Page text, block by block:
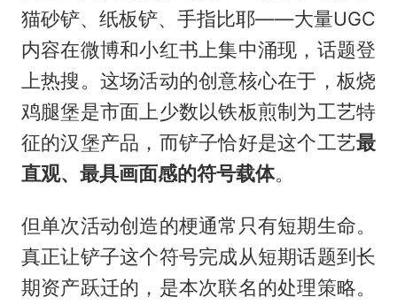
猫砂铲、纸板铲、手指比耶——大量UGC
内容在微博和小红书上集中涌现，话题登
上热搜。这场活动的创意核心在于，板烧
鸡腿堡是市面上少数以铁板煎制为工艺特
征的汉堡产品，而铲子恰好是这个工艺最
直观、最具画面感的符号载体。
但单次活动创造的梗通常只有短期生命。
真正让铲子这个符号完成从短期话题到长
期资产跃迁的，是本次联名的处理策略。